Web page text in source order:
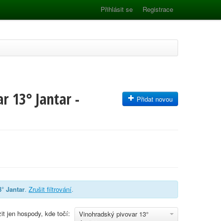
Přihlásit se Registrace
13° Jantar - Přidat novou
Jantar. Zrušit filtrování.
Vinohradský pivovar 13°
jen hospody, kde točí: